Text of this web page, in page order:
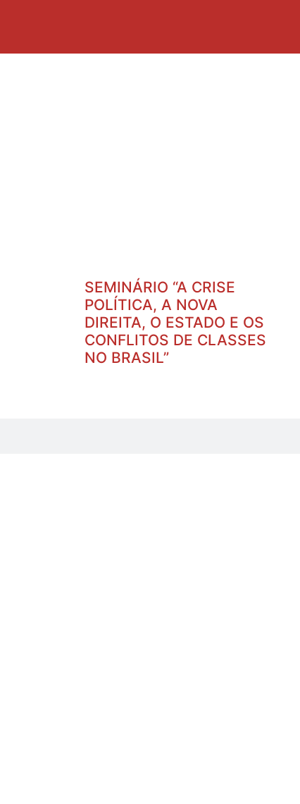
SEMINÁRIO “A CRISE
POLÍTICA, A NOVA
DIREITA, O ESTADO E OS
CONFLITOS DE CLASSES
NO BRASIL”